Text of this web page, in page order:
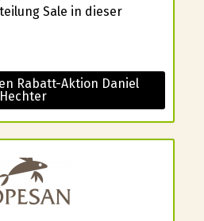
Sale in dieser
Rabatt-Aktion Daniel
Hechter